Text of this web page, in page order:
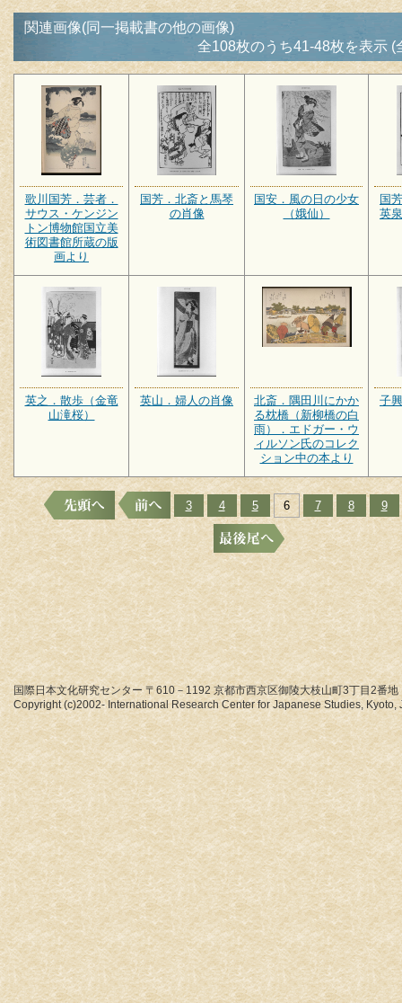
関連画像(同一掲載書の他の画像)
全108枚のうち41-48枚を表示 (
歌川国芳．芸者．
サウス・ケンジン
トン博物館国立美
術図書館所蔵の版
画より
国芳．北斎と馬琴
の肖像
国安．風の日の少女
（娥仙）
国
英
英之．散歩（金竜
山滝桜）
英山．婦人の肖像
北斎．隅田川にかか
る枕橋（新柳橋の白
雨）．エドガー・ウ
ィルソン氏のコレク
ション中の本より
子
3 4 5 6 7 8 9
国際日本文化研究センター 〒610－1192 京都市西京区御陵大枝山町3丁目2番地
Copyright (c)2002- International Research Center for Japanese Studies, Kyoto,